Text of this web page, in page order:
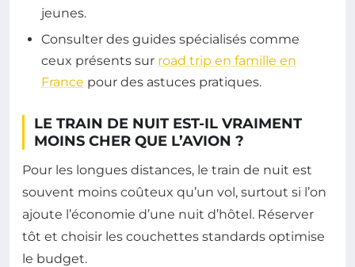
jeunes.
Consulter des guides spécialisés comme
ceux présents sur road trip en famille en
France pour des astuces pratiques.
LE TRAIN DE NUIT EST-IL VRAIMENT
MOINS CHER QUE L’AVION ?
Pour les longues distances, le train de nuit est
souvent moins coûteux qu’un vol, surtout si l’on
ajoute l’économie d’une nuit d’hôtel. Réserver
tôt et choisir les couchettes standards optimise
le budget.